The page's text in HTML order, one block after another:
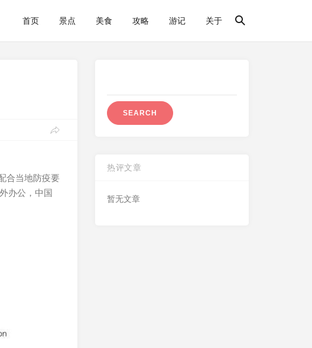
首页 景点 美食 攻略 游记 关于
合当地防疫要
办公，中国
热评文章
暂无文章